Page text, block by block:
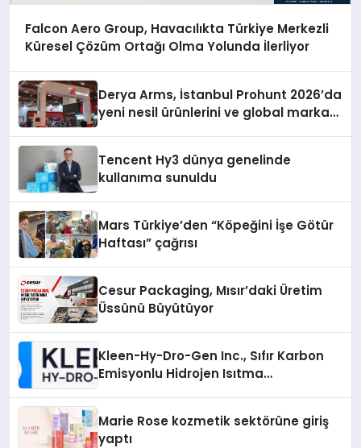
Falcon Aero Group, Havacılıkta Türkiye Merkezli
Küresel Çözüm Ortağı Olma Yolunda İlerliyor
Derya Arms, İstanbul Prohunt 2026’da
yeni nesil ürünlerini ve global marka
Tencent Hy3 dünya genelinde
kullanıma sunuldu
Mars Türkiye’den “Köpeğini İşe Götür
Haftası” çağrısı
Cesur Packaging, Mısır’daki Üretim
Üssünü Büyütüyor
Kleen-Hy-Dro-Gen Inc., Sıfır Karbon
Emisyonlu Hidrojen Isıtma
Marie Rose kozmetik sektörüne giriş
yaptı